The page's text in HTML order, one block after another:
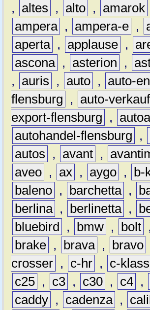
,
altes , alto , amarok
ampera , ampera-e ,
aperta , applause ,
ascona , asterion ,
,
auris , auto ,
auto-
flensburg
,
auto-
export-flensburg
,
autohandel-flensburg
,
autos
, avant ,
aveo , ax , aygo , b-
baleno , barchetta ,
berlina , berlinetta ,
bluebird
, bmw , bolt ,
brake , brava , bravo
crosser , c-hr , c-
c25 , c3 , c30 , c4 ,
caddy , cadenza ,